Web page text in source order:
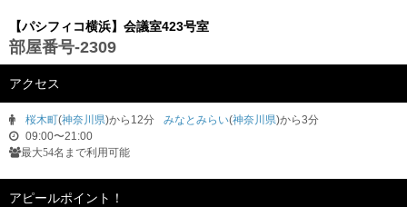
【パシフィコ横浜】会議室423号室
部屋番号-2309
アクセス
桜木町(神奈川県)から12分 みなとみらい(神奈川県)から3分
09:00〜21:00
最大54名まで利用可能
アピールポイント！